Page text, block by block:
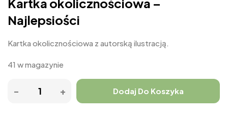
Kartka okolicznościowa –
Najlepsiości
Kartka okolicznościowa z autorską ilustracją.
41 w magazynie
Dodaj Do Koszyka